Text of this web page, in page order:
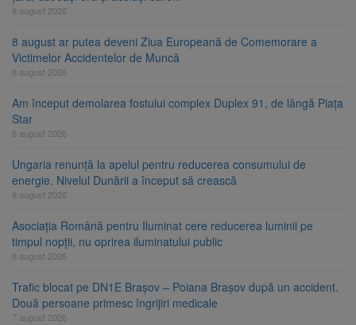
8 august 2026
8 august ar putea deveni Ziua Europeană de Comemorare a
Victimelor Accidentelor de Muncă
8 august 2026
Am început demolarea fostului complex Duplex 91, de lângă Piața
Star
8 august 2026
Ungaria renunță la apelul pentru reducerea consumului de
energie. Nivelul Dunării a început să crească
8 august 2026
Asociația Română pentru Iluminat cere reducerea luminii pe
timpul nopții, nu oprirea iluminatului public
8 august 2026
Trafic blocat pe DN1E Brașov – Poiana Brașov după un accident.
Două persoane primesc îngrijiri medicale
7 august 2026